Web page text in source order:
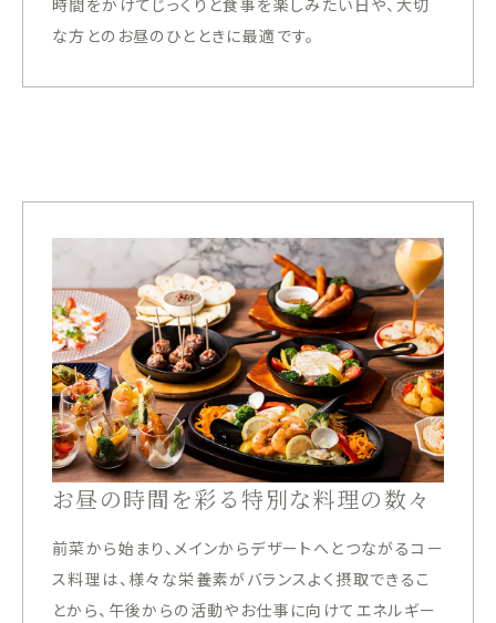
な方とのお昼のひとときに最適です。
お昼の時間を彩る特別な料理の数々
前菜から始まり、メインからデザートへとつながるコー
ス料理は、様々な栄養素がバランスよく摂取できるこ
とから、午後からの活動やお仕事に向けてエネルギー